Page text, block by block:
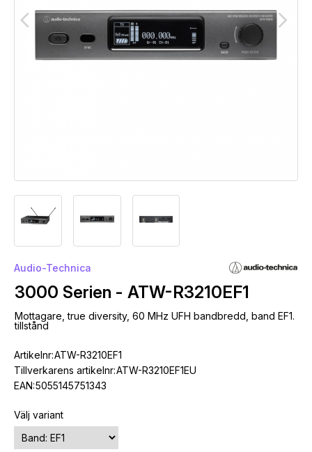
arrow_back_ios arrow_forward_ios
Audio-Technica
3000 Serien - ATW-R3210EF1
Mottagare, true diversity, 60 MHz UFH bandbredd, band EF1.
tillstånd
Artikelnr:ATW-R3210EF1
Tillverkarens artikelnr:ATW-R3210EF1EU
EAN:5055145751343
Välj variant